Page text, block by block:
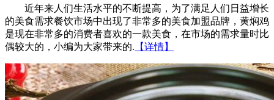
近年来人们生活水平的不断提高，为了满足人们日益增长
的美食需求餐饮市场中出现了非常多的美食加盟品牌，黄焖鸡
是现在非常多的消费者喜欢的一款美食，在市场的需求量时比
偶较大的，小编为大家带来的. 【详情】